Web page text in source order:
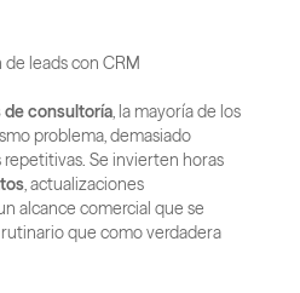
leads con CRM
de consultoría, la mayoría de los
problema, demasiado
Se invierten horas
, actualizaciones
alcance comercial que se
que como verdadera